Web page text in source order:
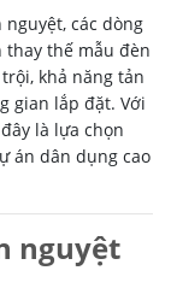
các dòng
thay thế mẫu đèn
khả năng tản
gian lắp đặt. Với
là lựa chọn
án dân dụng cao
nguyệt